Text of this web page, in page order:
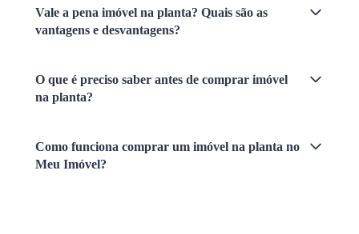
Vale a pena imóvel na planta? Quais são as
vantagens e desvantagens?
O que é preciso saber antes de comprar imóvel
na planta?
Como funciona comprar um imóvel na planta no
Meu Imóvel?